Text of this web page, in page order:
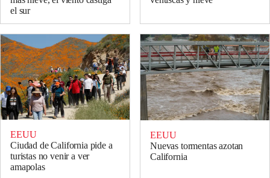
el sur
EEUU
Ciudad de California pide a
turistas no venir a ver
amapolas
EEUU
Nuevas tormentas azotan
California